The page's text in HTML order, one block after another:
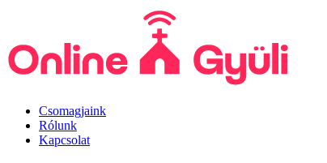
Csomagjaink
Rólunk
Kapcsolat